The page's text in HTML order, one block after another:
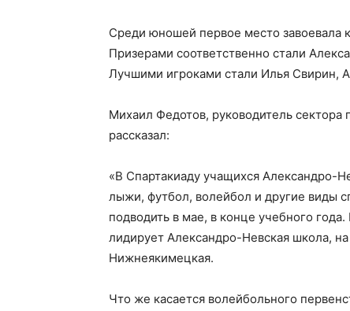
Среди юношей первое место завоевала
Призерами соответственно стали
Лучшими игроками стали Илья Свирин,
Михаил Федотов, руководитель
рассказал:
«В Спартакиаду учащихся Александро-
лыжи, футбол, волейбол и другие виды
подводить в мае, в конце учебного
лидирует Александро-Невская школа,
Нижнеякимецкая.
Что же касается волейбольного